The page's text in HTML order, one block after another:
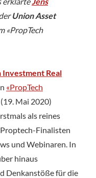
Union Asset
«PropTech
Investment Real
«PropTech
Mai 2020)
als reines
Finalisten
und Webinaren. In
hinaus
Denkanstöße für die